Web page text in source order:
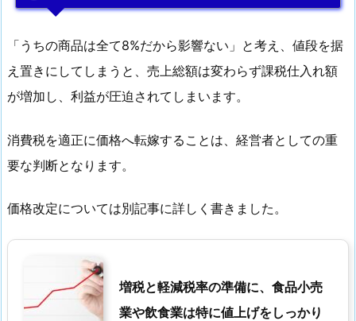
「うちの商品は全て8%だから影響ない」と考え、値段を据
え置きにしてしまうと、売上総額は変わらず課税仕入れ額
が増加し、利益が圧迫されてしまいます。
消費税を適正に価格へ転嫁することは、経営者としての重
要な判断となります。
価格改定については別記事に詳しく書きました。
増税と軽減税率の準備に、食品小売
業や飲食業は特に値上げをしっかり